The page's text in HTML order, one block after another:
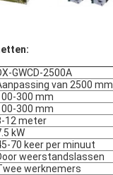
GWCD-2500A
van 2500 mm
300 mm
300 mm
12 meter
kW
70 keer per minuut
weerstandslassen
werknemers